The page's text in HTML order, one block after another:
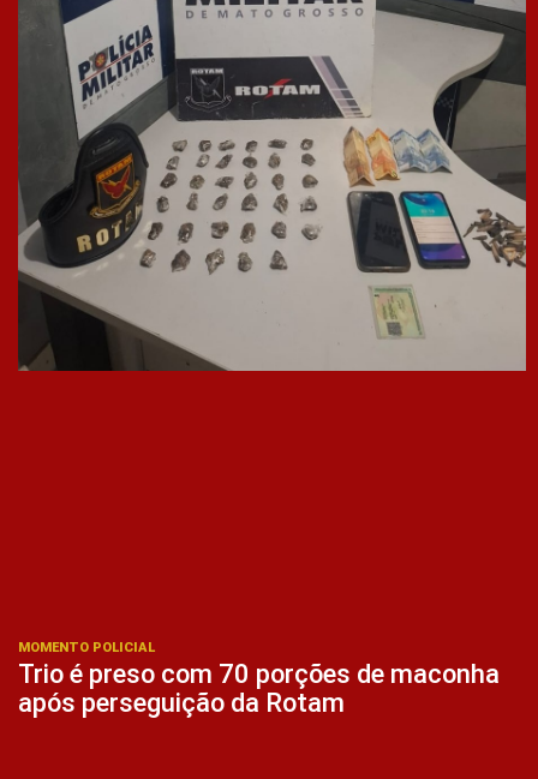
MOMENTO POLICIAL
Trio é preso com 70 porções de maconha
após perseguição da Rotam